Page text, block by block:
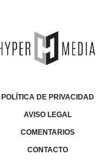
POLÍTICA DE PRIVACIDAD
AVISO LEGAL
COMENTARIOS
CONTACTO